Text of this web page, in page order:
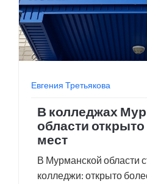
Евгения Третьякова
В колледжах
области
мест
В Мурманской области
колледжи: открыто